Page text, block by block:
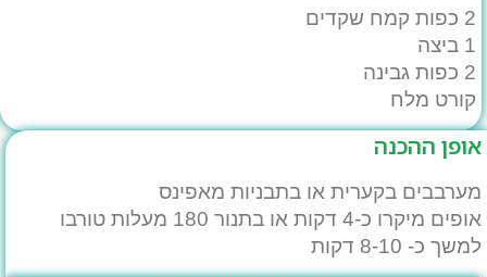
2 כפות קמח שקדים
1 ביצה
2 כפות גבינה
קורט מלח
אופן ההכנה
מערבבים בקערית או בתבניות מאפינס
אופים מיקרו כ-4 דקות או בתנור 180 מעלות טורבו
למשך כ- 8-10 דקות